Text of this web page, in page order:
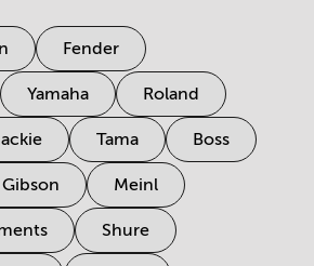
Fender
Yamaha Roland
Tama Boss
Gibson Meinl
Shure